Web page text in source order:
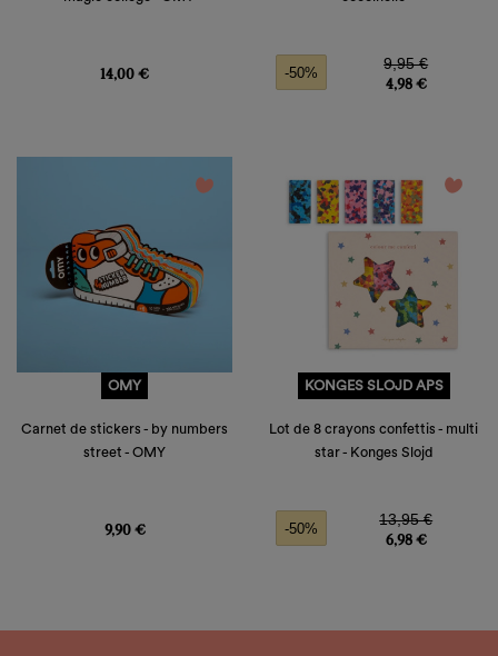
14,00 €
Prix de base
9,95 €
-50%
Prix
4,98 €
favorite_border
OMY
Carnet de stickers - by numbers
street - OMY
9,90 €
favorite_border
KONGES SLOJD APS
Lot de 8 crayons confettis - multi
star - Konges Slojd
Prix de base
13,95 €
-50%
Prix
6,98 €